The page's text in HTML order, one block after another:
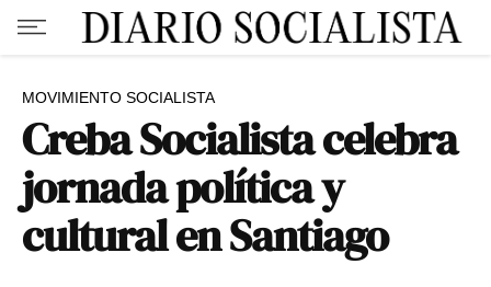
MOVIMIENTO SOCIALISTA
Creba Socialista celebra
jornada política y
cultural en Santiago